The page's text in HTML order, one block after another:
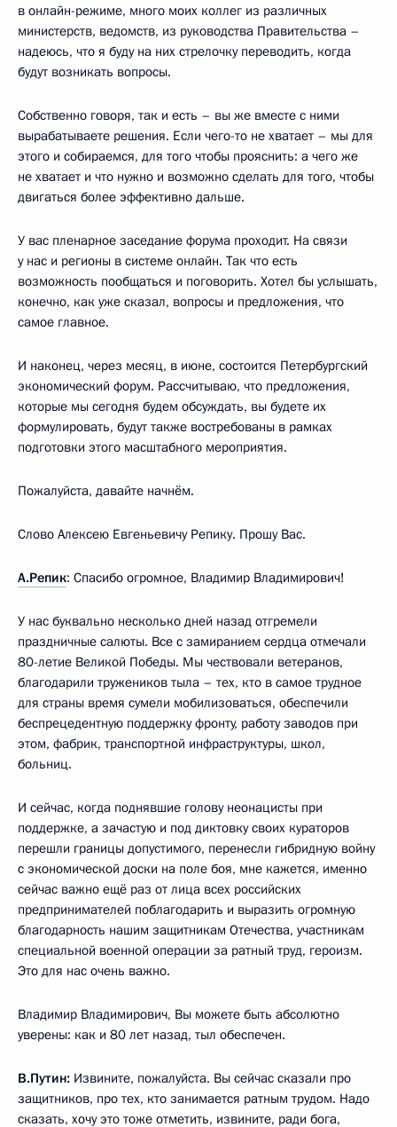
в онлайн-режиме, много моих коллег из различных
министерств, ведомств, из руководства Правительства –
надеюсь, что я буду на них стрелочку переводить, когда
будут возникать вопросы.
Собственно говоря, так и есть – вы же вместе с ними
вырабатываете решения. Если чего-то не хватает – мы для
этого и собираемся, для того чтобы прояснить: а чего же
не хватает и что нужно и возможно сделать для того, чтобы
двигаться более эффективно дальше.
У вас пленарное заседание форума проходит. На связи
у нас и регионы в системе онлайн. Так что есть
возможность пообщаться и поговорить. Хотел бы услышать,
конечно, как уже сказал, вопросы и предложения, что
самое главное.
И наконец, через месяц, в июне, состоится Петербургский
экономический форум. Рассчитываю, что предложения,
которые мы сегодня будем обсуждать, вы будете их
формулировать, будут также востребованы в рамках
подготовки этого масштабного мероприятия.
Пожалуйста, давайте начнём.
Слово Алексею Евгеньевичу Репику. Прошу Вас.
А.Репик: Спасибо огромное, Владимир Владимирович!
У нас буквально несколько дней назад отгремели
праздничные салюты. Все с замиранием сердца отмечали
80-летие Великой Победы. Мы чествовали ветеранов,
благодарили тружеников тыла – тех, кто в самое трудное
для страны время сумели мобилизоваться, обеспечили
беспрецедентную поддержку фронту, работу заводов при
этом, фабрик, транспортной инфраструктуры, школ,
больниц.
И сейчас, когда поднявшие голову неонацисты при
поддержке, а зачастую и под диктовку своих кураторов
перешли границы допустимого, перенесли гибридную войну
с экономической доски на поле боя, мне кажется, именно
сейчас важно ещё раз от лица всех российских
предпринимателей поблагодарить и выразить огромную
благодарность нашим защитникам Отечества, участникам
специальной военной операции за ратный труд, героизм.
Это для нас очень важно.
Владимир Владимирович, Вы можете быть абсолютно
уверены: как и 80 лет назад, тыл обеспечен.
В.Путин: Извините, пожалуйста. Вы сейчас сказали про
защитников, про тех, кто занимается ратным трудом. Надо
сказать, хочу это тоже отметить, извините, ради бога,